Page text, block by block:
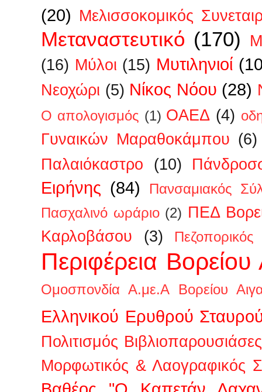
(20) Μελισσοκομικός
Μεταναστευτικό (170)
(16) Μύλοι (15) Μυτιληνιοί
Νεοχώρι (5) Νίκος Νόου (28)
Ο απολογισμός (1) ΟΑΕΔ (4)
Γυναικών Μαραθοκάμπου (6)
Παλαιόκαστρο
(10)
Ειρήνης (84)
Πανσαμιακός
Πασχαλινό ωράριο (2) ΠΕΔ
Καρλοβάσου
(3)
Περιφέρεια Βορείου
Ομοσπονδία Α.με.Α Βορείου
Ελληνικού Ερυθρού
Πολιτισμός Βιβλιοπαρουσιάσες
Μορφωτικός & Λαογραφικός